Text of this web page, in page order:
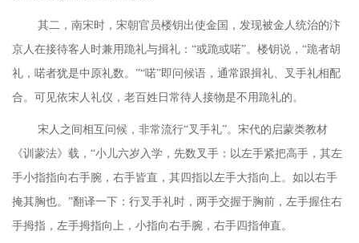
其二，南宋时，宋朝官员楼钥出使金国，发现被金人统治的汴
京人在接待客人时兼用跪礼与揖礼： “或跪或喏”。楼钥说，“跪者胡
礼，喏者犹是中原礼数。”“喏”即问候语，通常跟揖礼、叉手礼相配
合。可见依宋人礼仪，老百姓日常待人接物是不用跪礼的。
宋人之间相互问候，非常流行“叉手礼”。宋代的启蒙类教材
《训蒙法》载，“小儿六岁入学，先数叉手：以左手紧把高手，其左
手小指指向右手腕，右手皆直，其四指以左手大指向上。如以右手
掩其胸也。”翻译一下：行叉手礼时，两手交握于胸前，左手握住右
手拇指，左手拇指向上，小指向右手腕，右手四指伸直。